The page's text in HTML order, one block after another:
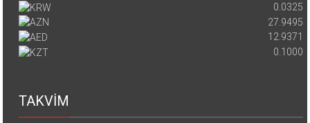
0.0325
27.9495
12.9371
0.1000
TAKVİM